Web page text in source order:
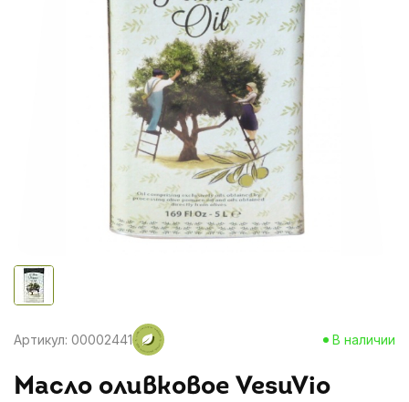
Артикул: 00002441 В наличии
Масло оливковое VesuVio